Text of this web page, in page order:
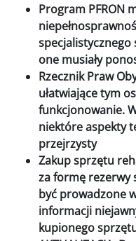
Program PFRON
specjalistycznego
one musiały
Rzecznik Praw
ułatwiające tym
funkcjonowanie.
niektóre aspekty
przejrzysty
Zakup sprzętu
za formę rezerwy
być prowadzone
informacji
kupionego